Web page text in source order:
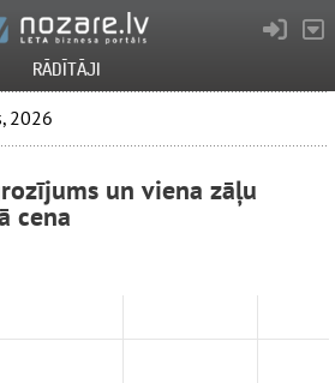
RĀDĪTĀJI
2026
un viena zāļu
cena